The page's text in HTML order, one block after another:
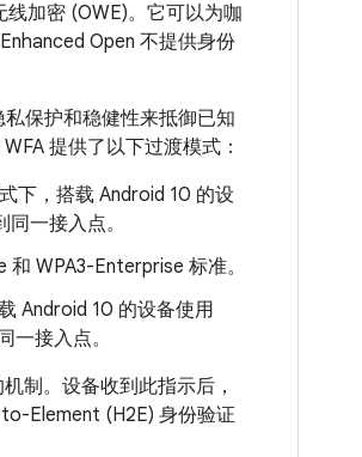
加密 (OWE)。它可以为咖
Open 不提供身份
保护和稳健性来抵御已知
提供了以下过渡模式：
下，搭载 Android 10 的设
一接入点。
WPA3-Enterprise 标准。
Android 10 的设备使用
接入点。
制。设备收到此指示后，
Element (H2E) 身份验证